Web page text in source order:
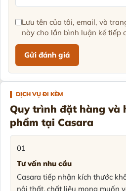
Lưu tên của tôi, email, và
này cho lần bình luận kế tiếp
DỊCH VỤ ĐI KÈM
Quy trình đặt hàng và
phẩm tại Casara
01
Tư vấn nhu cầu
Casara tiếp nhận kích thước
nội thất, chất liệu mong muốn